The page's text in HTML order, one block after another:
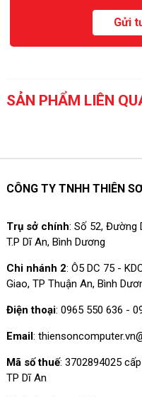
SẢN PHẨM LIÊN
CÔNG TY TNHH THIÊN
Trụ sở chính: Số 52, Đường
T.P Dĩ An, Bình Dương
Chi nhánh 2: Ô5 DC 75 -
Giao, TP Thuận An, Bình
Điện thoại: 0965 550 636 -
Email:
Mã số thuế: 3702894025
TP Dĩ An